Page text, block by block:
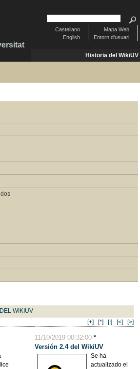
Mapa Web
Entorn d'usuari
Castellano
English
Historia del WikiUV
WIKIUV
[+]
[*] [!] [<] [>]
11/10/2019 00:32:00*
Versión 2.4 del WikiUV
Se ha
actualizado el